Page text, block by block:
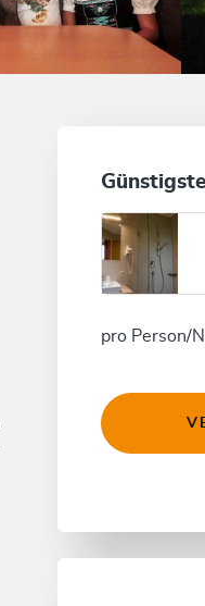
pro Person/